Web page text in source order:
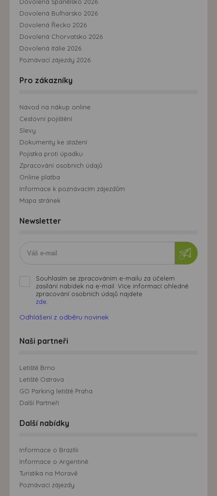
Dovolená Bulharsko 2026
Dovolená Řecko 2026
Dovolená Chorvatsko 2026
Dovolená Itálie 2026
Poznávací zájezdy 2026
Pro zákazníky
Návod na nákup online
Cestovní pojištění
Slevy
Dokumenty ke stažení
Pojistka proti úpadku
Zpracování osobních údajů
Online platba
Informace k poznávacím zájezdům
Mapa stránek
Newsletter
Souhlasím se zpracováním e-mailu za účelem
zasílání nabídek na e-mail. Více informací ohledně
zpracování osobních údajů najdete
zde.
Odhlášení z odběru novinek
Naši partneři
Letiště Brno
Letiště Ostrava
GO Parking letiště Praha
Další Partneři
Další nabídky
Informace o Brazílii
Informace o Argentině
Turistika na Moravě
Poznávací zájezdy